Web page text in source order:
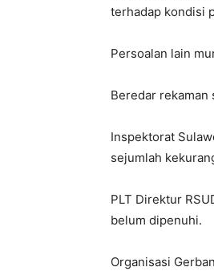
terhadap kondisi
Persoalan lain
Beredar rekaman
Inspektorat
sejumlah
PLT Direktur
belum dipenuhi.
Organisasi